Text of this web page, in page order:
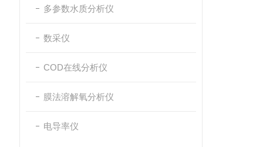
多参数水质分析仪
数采仪
COD在线分析仪
膜法溶解氧分析仪
电导率仪